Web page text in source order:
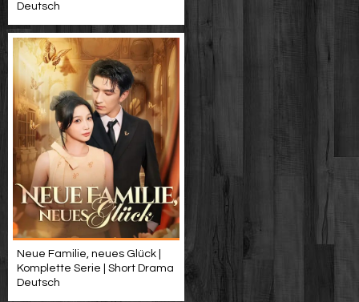
Deutsch
Neue Familie, neues Glück |
Komplette Serie | Short Drama
Deutsch